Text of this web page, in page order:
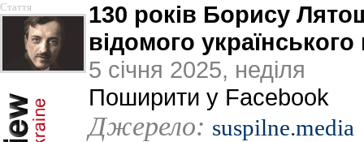
Стаття
130 років Борису
відомого
5 січня 2025, неділя
Поширити у Facebook
Джерело: suspilne.media